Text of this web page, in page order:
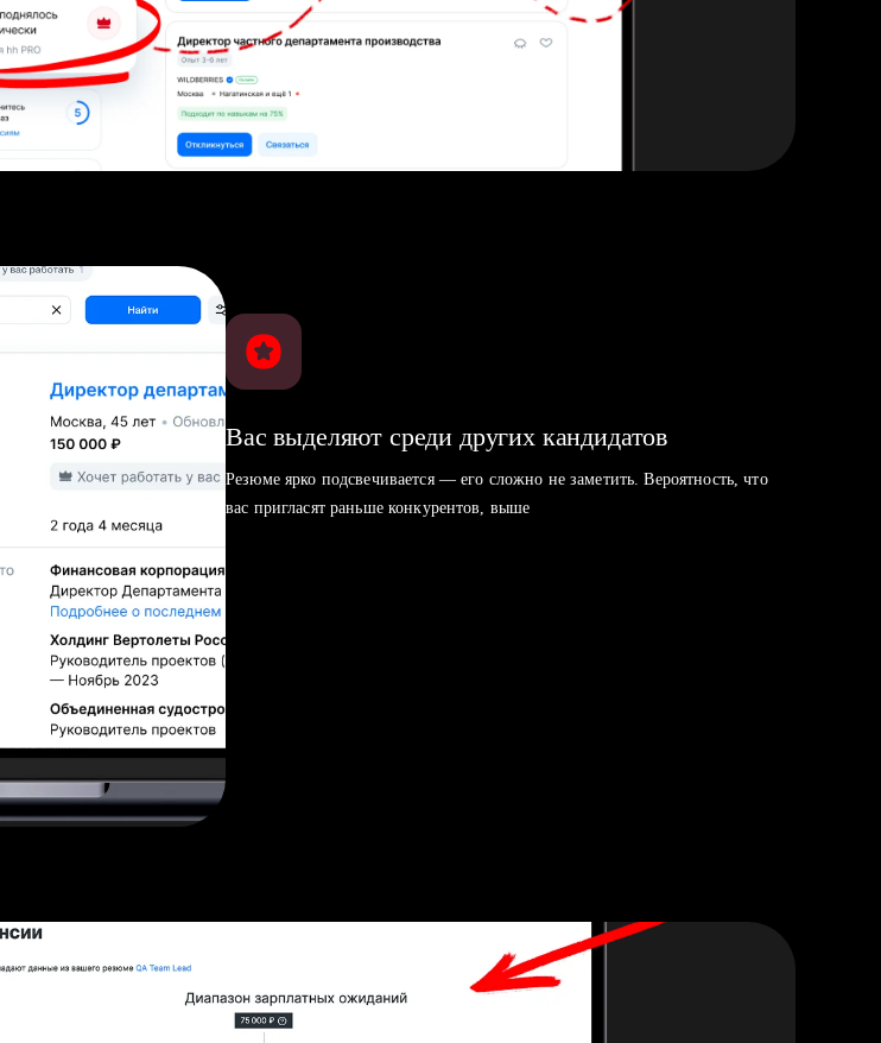
Вас выделяют среди других кандидатов
Резюме ярко подсвечивается — его сложно не заметить. Вероятность, что
вас пригласят раньше конкурентов, выше